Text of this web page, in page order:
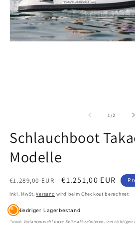
1 /von
2
Schlauchboot
Modelle
Normaler
Preis
€1.289,00 EUR Verkaufspreis
€1.251,00 EUR
inkl. MwSt.Versand wird beim Checkout berechnet
Niedriger Lagerbestand
*nach Variantenwahl bitte Seite aktualisieren, um richtigen